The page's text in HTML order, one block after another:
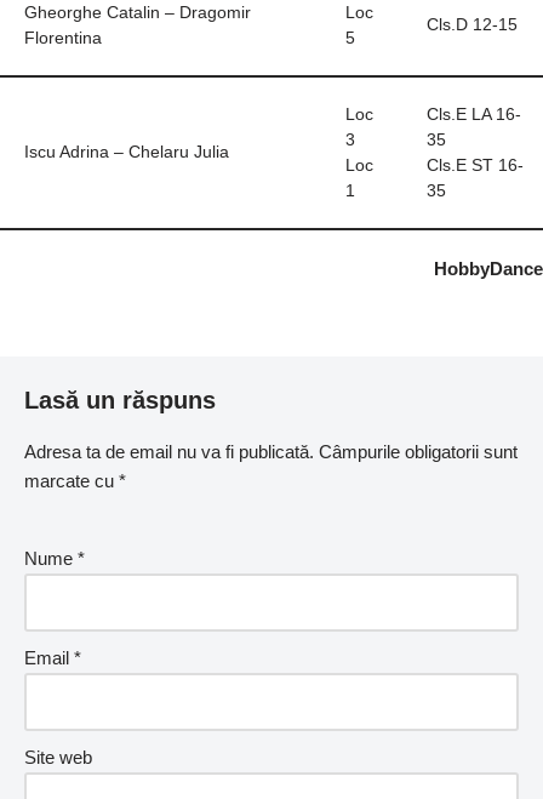
Gheorghe Catalin – Dragomir
Florentina
Loc
5
Cls.D 12-15
Iscu Adrina – Chelaru Julia
Loc
3
Loc
1
Cls.E LA 16-
35
Cls.E ST 16-
35
HobbyDance
Lasă un răspuns
Adresa ta de email nu va fi publicată. Câmpurile obligatorii sunt
marcate cu *
Nume *
Email *
Site web